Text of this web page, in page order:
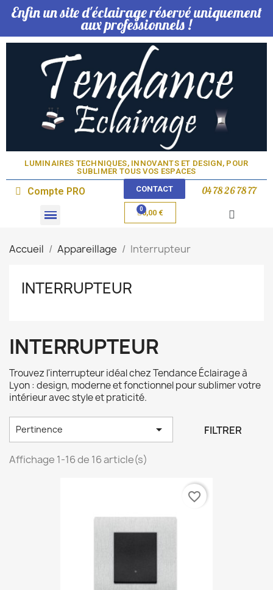
Enfin un site d'éclairage réservé uniquement
aux professionnels !
LUMINAIRES TECHNIQUES, INNOVANTS ET DESIGN, POUR
SUBLIMER TOUS VOS ESPACES​
Compte PRO CONTACT 04 78 26 78 77
0,00 €
Accueil Appareillage Interrupteur
INTERRUPTEUR
INTERRUPTEUR
Trouvez l'interrupteur idéal chez Tendance Éclairage à
Lyon : design, moderne et fonctionnel pour sublimer votre
intérieur avec style et praticité.
Pertinence  FILTRER
Affichage 1-16 de 16 article(s)
favorite_border